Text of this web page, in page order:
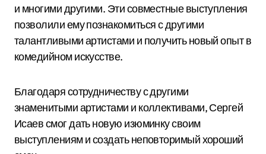
и многими другими. Эти совместные выступления
позволили ему познакомиться с другими
талантливыми артистами и получить новый опыт в
комедийном искусстве.
Благодаря сотрудничеству с другими
знаменитыми артистами и коллективами, Сергей
Исаев смог дать новую изюминку своим
выступлениям и создать неповторимый хороший